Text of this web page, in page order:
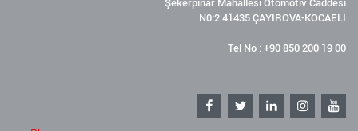
N0:2 41435 ÇAYIROVA-KOCAELİ
Tel No : +90 850 200 19 00